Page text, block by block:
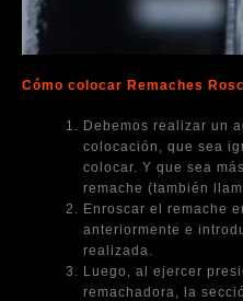
Cómo colocar Remaches
Debemos realizar un
colocación, que sea
colocar. Y que sea
remache (también
Enroscar el remache
anteriormente e
realizada.
Luego, al ejercer
remachadora, la